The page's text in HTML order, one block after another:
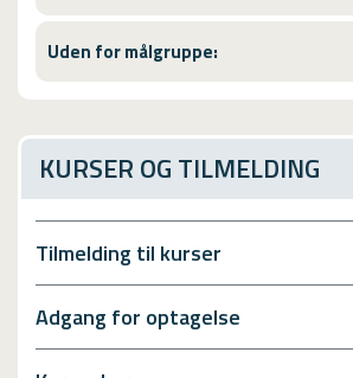
Uden for målgruppe:
KURSER OG TILMELDING
Tilmelding til kurser
Adgang for optagelse